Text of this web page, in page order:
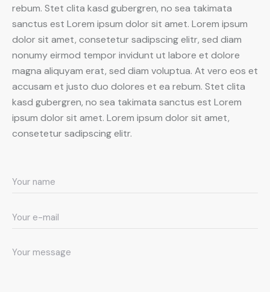
rebum. Stet clita kasd gubergren, no sea takimata
sanctus est Lorem ipsum dolor sit amet. Lorem ipsum
dolor sit amet, consetetur sadipscing elitr, sed diam
nonumy eirmod tempor invidunt ut labore et dolore
magna aliquyam erat, sed diam voluptua. At vero eos et
accusam et justo duo dolores et ea rebum. Stet clita
kasd gubergren, no sea takimata sanctus est Lorem
ipsum dolor sit amet. Lorem ipsum dolor sit amet,
consetetur sadipscing elitr.